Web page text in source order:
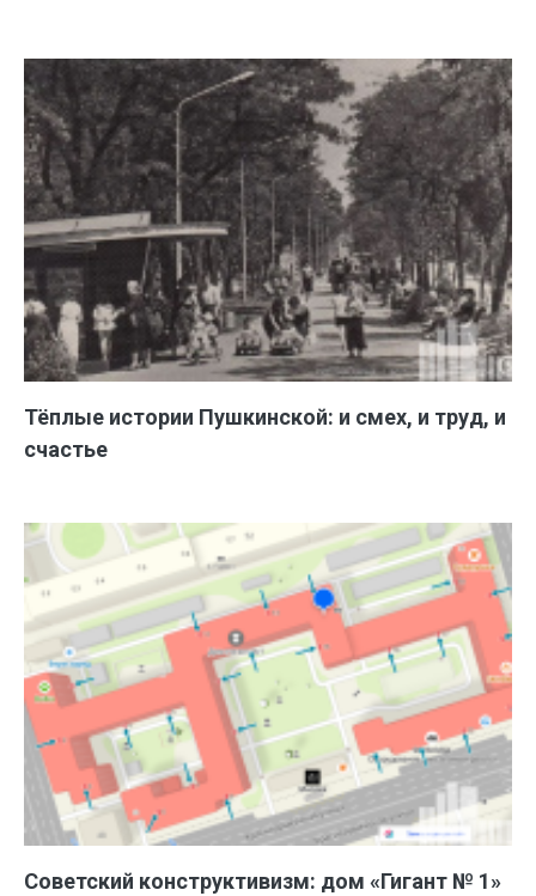
Тёплые истории Пушкинской: и смех, и труд, и
счастье
Советский конструктивизм: дом «Гигант № 1»